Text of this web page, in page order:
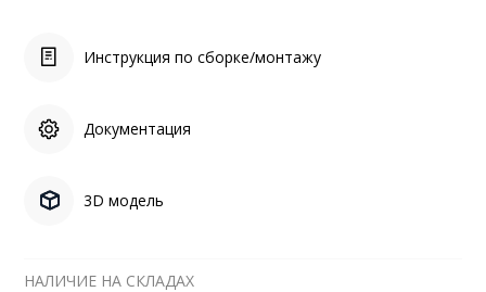
Инструкция по сборке/монтажу
Документация
3D модель
НАЛИЧИЕ НА СКЛАДАХ